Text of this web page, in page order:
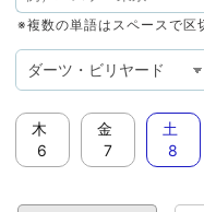
※複数の単語はスペースで区
木
6
金
7
土
8